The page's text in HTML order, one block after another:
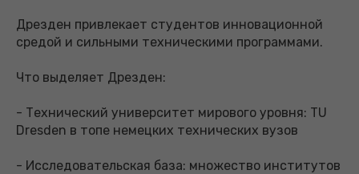
Дрезден привлекает студентов инновационной
средой и сильными техническими программами.
Что выделяет Дрезден:
- Технический университет мирового уровня: TU
Dresden в топе немецких технических вузов
- Исследовательская база: множество институтов